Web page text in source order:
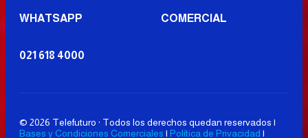
WHATSAPP COMERCIAL
021 618 4000
© 2026 Telefuturo · Todos los derechos quedan reservados |
Bases y Condiciones Comerciales | Política de Privacidad |